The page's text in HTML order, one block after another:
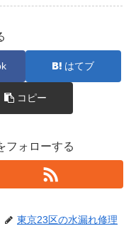
はてブ
コピー
フォローする
東京23区の水漏れ修理